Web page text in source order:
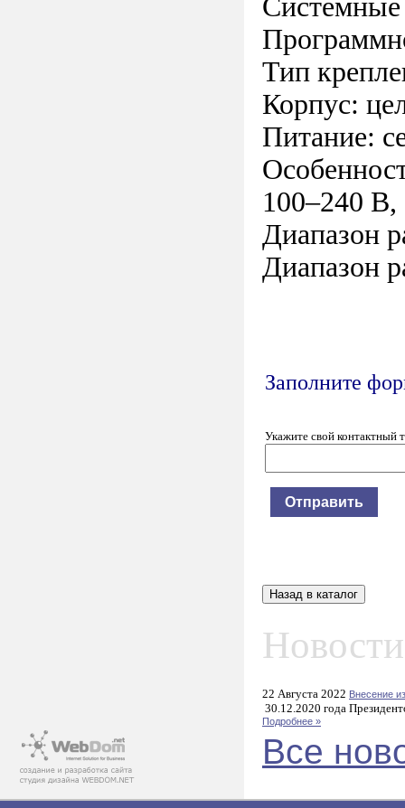
Системные
Тип
Корпус:
Питание:
100–240
Диапазон
Диапазон
Заполните
Укажите свой контактный
22 Августа 2022 Внесение
30.12.2020 года
Подробнее »
Все